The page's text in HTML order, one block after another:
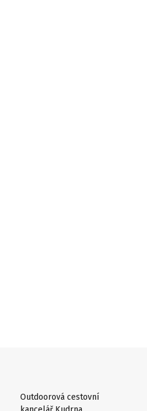
Outdoorová cestovní